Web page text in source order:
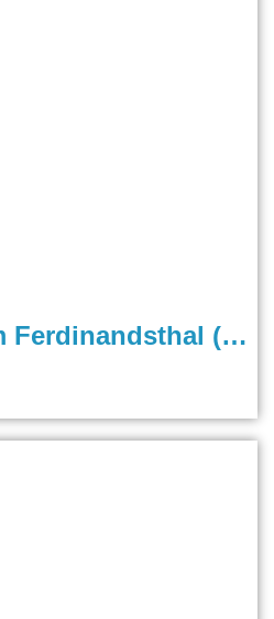
Ferienhaus zum Ferdinandsthal (Wagenbauer)